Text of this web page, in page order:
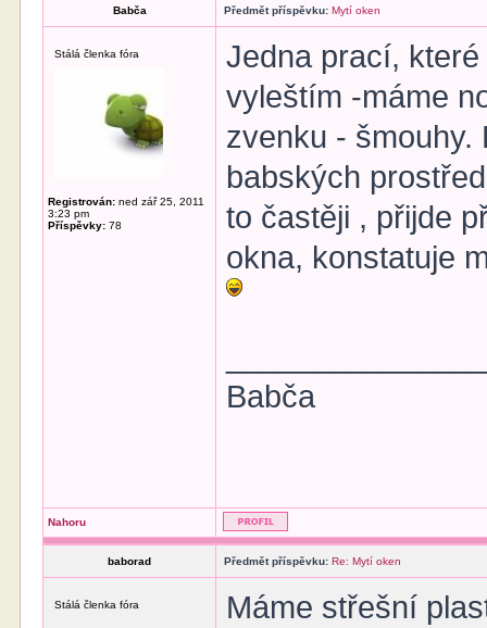
Babča Předmět příspěvku: Mytí oken
Stálá členka fóra
Registrován: ned zář 25, 2011
3:23 pm
Příspěvky: 78
Jedna prací,
vyleštím -máme
zvenku - šmouhy.
babských
to častěji , přijde
okna, konstatuje
Babča
Nahoru
baborad Předmět příspěvku: Re: Mytí oken
Stálá členka fóra
Máme střešní